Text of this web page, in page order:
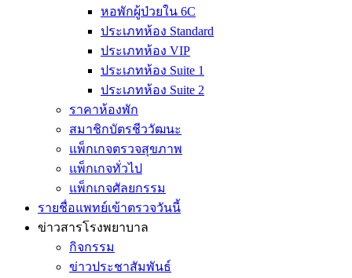
หอพักผู้ป่วยใน 6C
ประเภทห้อง Standard
ประเภทห้อง VIP
ประเภทห้อง Suite 1
ประเภทห้อง Suite 2
ราคาห้องพัก
สมาชิกบัตรชีววัฒนะ
แพ็กเกจตรวจสุขภาพ
แพ็กเกจทั่วไป
แพ็กเกจศัลยกรรม
รายชื่อแพทย์เข้าตรวจวันนี้
ข่าวสารโรงพยาบาล
กิจกรรม
ข่าวประชาสัมพันธ์